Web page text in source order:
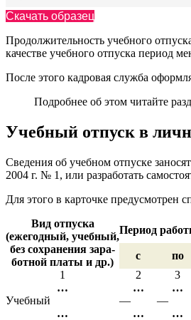
Скачать образец
Продолжительность учебного
качестве учебного отпуска период
После этого кадровая служба
Подробнее об этом читайте
Учебный отпуск в
Сведения об учебном отпуске
2004 г. № 1, или разработать
Для этого в карточке предусмотрен
Вид отпуска
(ежегодный, учебный,
без сохранения зара-
ботной платы и др.)
Период
с
по
1
2 3
…
… …
Учебный
— —
…
… …